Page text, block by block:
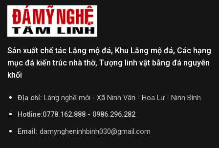
Sản xuất chế tác Lăng mộ đá, Khu Lăng mộ đá, Các hạng
mục đá kiến trúc nhà thờ, Tượng linh vật bằng đá nguyên
khối
Địa chỉ: Làng nghề mới - Xã Ninh Vân - Hoa Lư - Ninh Bình
Hotline:0778.162.888 - 0986.296.282
Email: damyngheninhbinh030@gmail.com